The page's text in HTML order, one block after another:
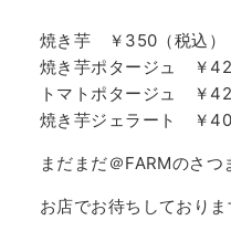
焼き芋 ￥350（税込）
焼き芋ポタージュ ￥
トマトポタージュ ￥
焼き芋ジェラート ￥
まだまだ＠FARMのさつ
お店でお待ちしており